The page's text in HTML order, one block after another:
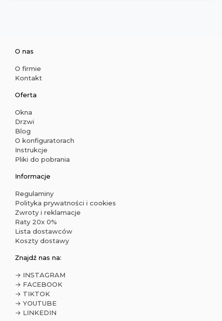
O nas
O firmie
Kontakt
Oferta
Okna
Drzwi
Blog
O konfiguratorach
Instrukcje
Pliki do pobrania
Informacje
Regulaminy
Polityka prywatności i cookies
Zwroty i reklamacje
Raty 20x 0%
Lista dostawców
Koszty dostawy
Znajdź nas na:
→ INSTAGRAM
→ FACEBOOK
→ TIKTOK
→ YOUTUBE
→ LINKEDIN